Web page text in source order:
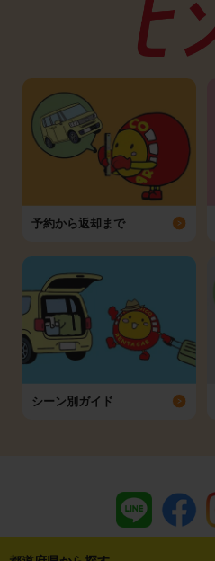
予約から返却まで
シーン別ガイド